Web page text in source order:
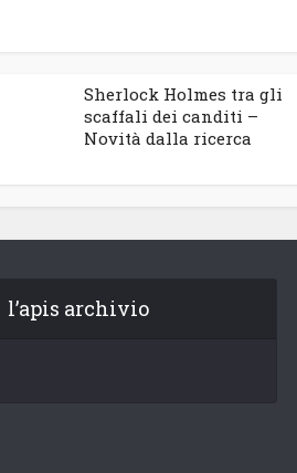
Sherlock Holmes tra gli
scaffali dei canditi –
Novità dalla ricerca
l’apis archivio